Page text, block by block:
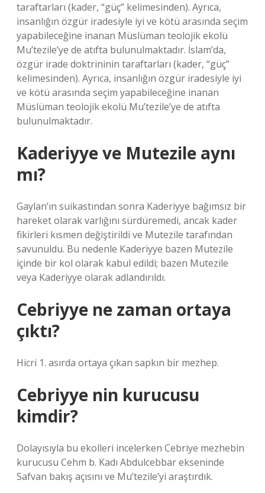
taraftarları (kader, “güç” kelimesinden). Ayrıca,
insanlığın özgür iradesiyle iyi ve kötü arasında seçim
yapabileceğine inanan Müslüman teolojik ekolü
Mu’tezile’ye de atıfta bulunulmaktadır. İslam’da,
özgür irade doktrininin taraftarları (kader, “güç”
kelimesinden). Ayrıca, insanlığın özgür iradesiyle iyi
ve kötü arasında seçim yapabileceğine inanan
Müslüman teolojik ekolü Mu’tezile’ye de atıfta
bulunulmaktadır.
Kaderiyye ve Mutezile aynı
mı?
Gaylan’ın suikastından sonra Kaderiyye bağımsız bir
hareket olarak varlığını sürdüremedi, ancak kader
fikirleri kısmen değiştirildi ve Mutezile tarafından
savunuldu. Bu nedenle Kaderiyye bazen Mutezile
içinde bir kol olarak kabul edildi; bazen Mutezile
veya Kaderiyye olarak adlandırıldı.
Cebriyye ne zaman ortaya
çıktı?
Hicri 1. asırda ortaya çıkan sapkın bir mezhep.
Cebriyye nin kurucusu
kimdir?
Dolayısıyla bu ekolleri incelerken Cebriye mezhebin
kurucusu Cehm b. Kadı Abdulcebbar ekseninde
Safvan bakış açısını ve Mu’tezile’yi araştırdık.